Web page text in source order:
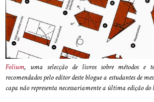
Folium, uma selecção de livros sobre métodos e
recomendados pelo editor deste blogue a estudantes de
capa não representa necessariamente a última edição